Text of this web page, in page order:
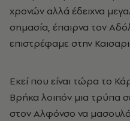
χρονών αλλά έδειχνα
σημασία, έπαιρνα τον
επιστρέφαμε στην
Εκεί που είναι τώρα το
Βρήκα λοιπόν μια τρύπα
στον Αλφόνσο να